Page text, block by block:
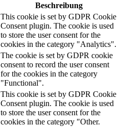
Beschreibung
This cookie is set by GDPR Cookie
Consent plugin. The cookie is used
to store the user consent for the
cookies in the category "Analytics".
The cookie is set by GDPR cookie
consent to record the user consent
for the cookies in the category
"Functional".
This cookie is set by GDPR Cookie
Consent plugin. The cookie is used
to store the user consent for the
cookies in the category "Other.